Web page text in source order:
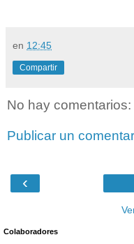
en 12:45
Compartir
No hay comentarios:
Publicar un
‹
Colaboradores